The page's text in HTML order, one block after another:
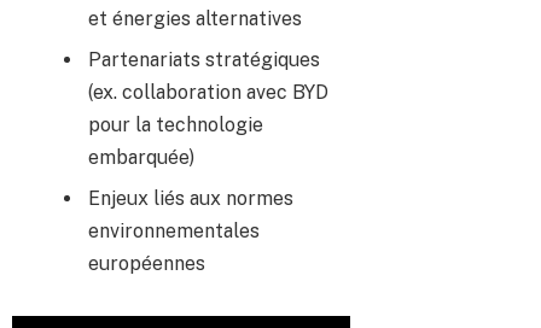
et énergies alternatives
Partenariats stratégiques
(ex. collaboration avec BYD
pour la technologie
embarquée)
Enjeux liés aux normes
environnementales
européennes